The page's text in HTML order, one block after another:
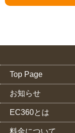
Top Page
お知らせ
EC360とは
料金について